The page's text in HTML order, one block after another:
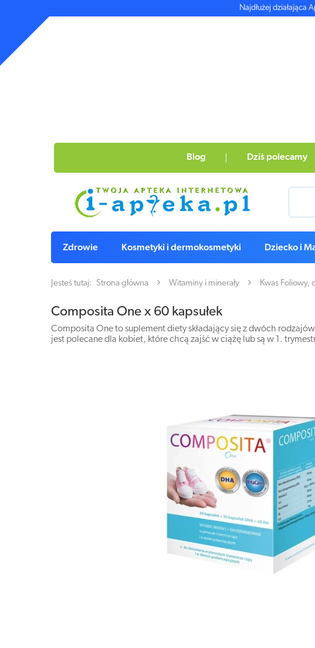
Najdłużej działająca
Blog Dziś polecamy
Zdrowie Kosmetyki i dermokosmetyki Dziecko i
Jesteś tutaj: Strona główna Witaminy i minerały Kwas Foliowy,
Composita One x 60 kapsułek
Composita One to suplement diety składający się z dwóch
jest polecane dla kobiet, które chcą zajść w ciążę lub są w 1.